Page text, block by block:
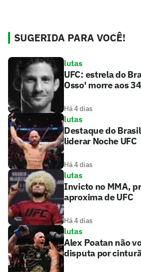
SUGERIDA PARA VOCÊ!
lutas
UFC: estrela do
Osso' morre aos
Há 4 dias
lutas
Destaque do
liderar Noche UFC
Há 4 dias
lutas
Invicto no MMA,
aproxima de UFC
Há 4 dias
lutas
Alex Poatan não
disputa por